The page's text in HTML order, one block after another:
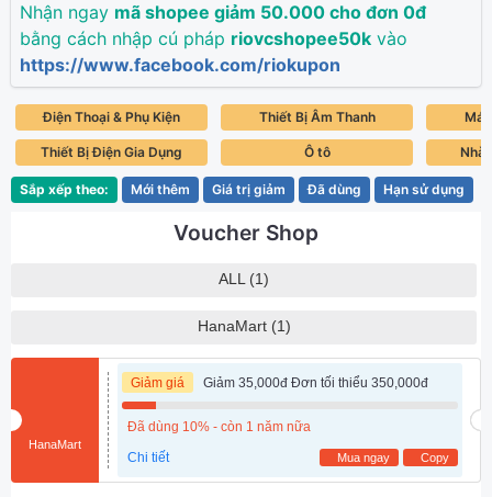
Nhận ngay mã shopee giảm 50.000 cho đơn 0đ
bằng cách nhập cú pháp riovcshopee50k vào
https://www.facebook.com/riokupon
Điện Thoại & Phụ Kiện
Thiết Bị Điện Gia Dụng
Thiết Bị Âm Thanh
Ô tô Nhà
Sắp xếp theo: Mới thêm Giá trị giảm Đã dùng Hạn sử dụng
Voucher Shop
ALL (1)
HanaMart (1)
HanaMart
Giảm giá Giảm 35,000đ Đơn tối thiểu 350,000đ
Đã dùng 10% - còn 1 năm nữa
Chi tiết
Copy
Mua ngay